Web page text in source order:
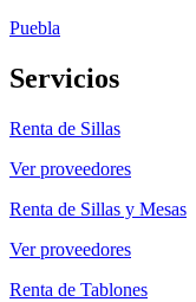
Puebla
Servicios
Renta de Sillas
Ver proveedores
Renta de Sillas y Mesas
Ver proveedores
Renta de Tablones